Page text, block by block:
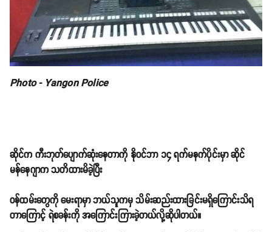
Photo - Yangon Police
ဆိုင်က ကီးဘုတ်ပျောက်ဆုံးနေတာကို နိုဝင်ဘာ ၁၄ ရက်မနက်ပိုင်းမှာ ဆိုင်
မန်နေဂျာက သတိထားမိခဲ့ပြီး
ဝန်ထမ်းတွေကို မေးရာမှာ ဘယ်သူကမှ သိမ်းဆည်းထားခြင်းမရှိကြောင်းသိရ
တာကြောင့် ရဲစခန်းကို အကြောင်းကြားခဲ့တယ်လို့ဆိုပါတယ်။